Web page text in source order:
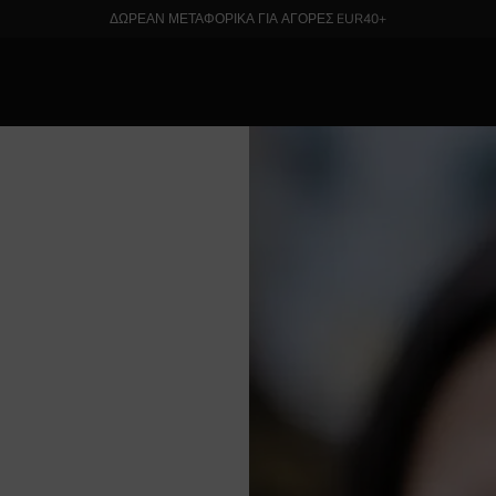
ΔΩΡΕΑΝ ΜΕΤΑΦΟΡΙΚΑ ΓΙΑ ΑΓΟΡΕΣ EUR40+